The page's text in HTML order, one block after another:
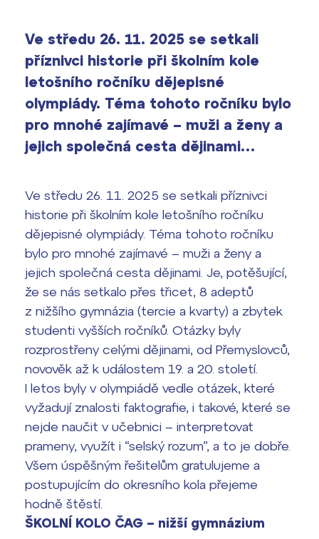
Maturitní zkoušky
Europass
FOCUSing
Zahraniční stipendia
Maturitní témata
Pomoc! Mám problém!
Harmonogram školního roku
Termíny maturit
Bakaláři
Office 365
Ve středu 26. 11. 2025 se setkali
příznivci historie při školním kole
letošního ročníku dějepisné
olympiády. Téma tohoto ročníku bylo
pro mnohé zajímavé – muži a ženy a
jejich společná cesta dějinami…
Ve středu 26. 11. 2025 se setkali příznivci
historie při školním kole letošního ročníku
dějepisné olympiády. Téma tohoto ročníku
bylo pro mnohé zajímavé – muži a ženy a
jejich společná cesta dějinami. Je, potěšující,
že se nás setkalo přes třicet, 8 adeptů
z nižšího gymnázia (tercie a kvarty) a zbytek
studenti vyšších ročníků. Otázky byly
rozprostřeny celými dějinami, od Přemyslovců,
novověk až k událostem 19. a 20. století.
I letos byly v olympiádě vedle otázek, které
vyžadují znalosti faktografie, i takové, které se
nejde naučit v učebnici – interpretovat
prameny, využít i “selský rozum”, a to je dobře.
Všem úspěšným řešitelům gratulujeme a
postupujícím do okresního kola přejeme
hodně štěstí.
ŠKOLNÍ KOLO ČAG – nižší gymnázium